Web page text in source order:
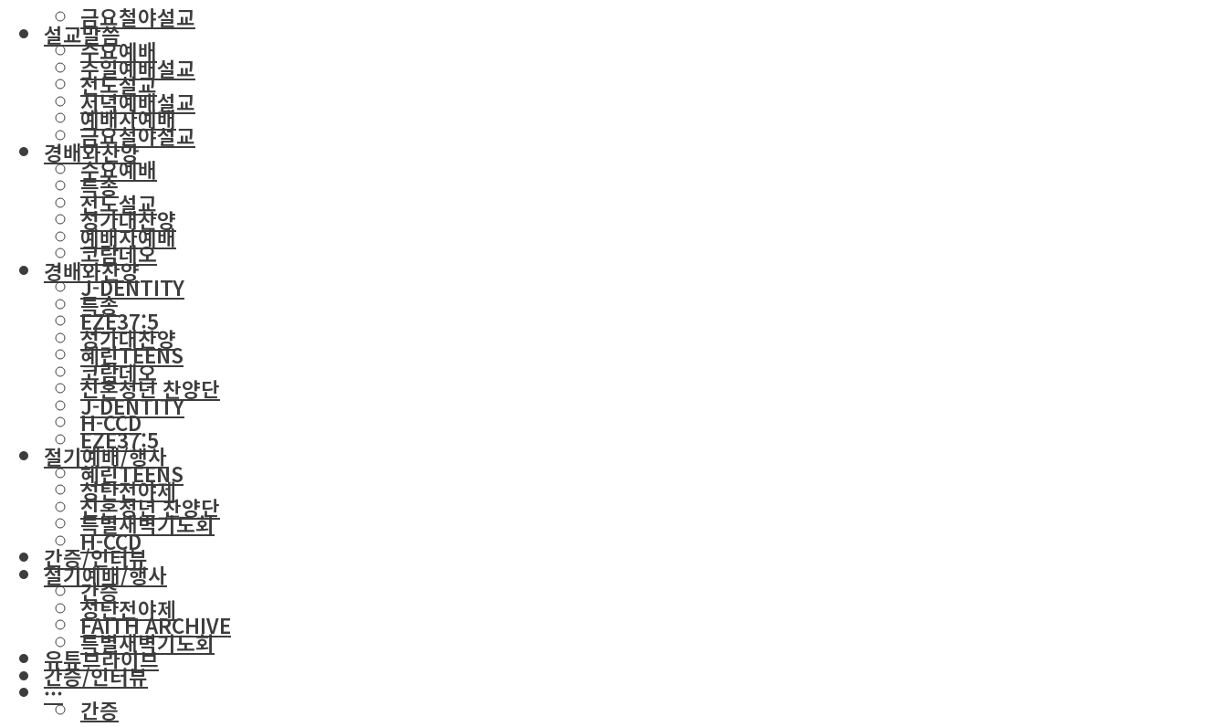
금요철야설교
수요예배
전도설교
예배자예배
경배와찬양
특송
성가대찬양
코람데오
J-DENTITY
EZE37:5
혜린TEENS
신혼청년 찬양단
H-CCD
절기예배/행사
성탄전야제
특별새벽기도회
간증/인터뷰
간증
FAITH ARCHIVE
유튜브라이브
···
설교말씀
주일예배설교
저녁예배설교
금요철야설교
수요예배
전도설교
예배자예배
경배와찬양
특송
성가대찬양
코람데오
J-DENTITY
EZE37:5
혜린TEENS
신혼청년 찬양단
H-CCD
절기예배/행사
성탄전야제
특별새벽기도회
간증/인터뷰
간증